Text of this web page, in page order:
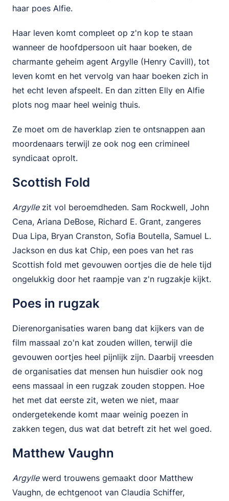
haar poes Alfie.
Haar leven komt compleet op z'n kop te staan
wanneer de hoofdpersoon uit haar boeken, de
charmante geheim agent Argylle (Henry Cavill), tot
leven komt en het vervolg van haar boeken zich in
het echt leven afspeelt. En dan zitten Elly en Alfie
plots nog maar heel weinig thuis.
Ze moet om de haverklap zien te ontsnappen aan
moordenaars terwijl ze ook nog een crimineel
syndicaat oprolt.
Scottish Fold
Argyllezit vol beroemdheden. Sam Rockwell, John
Cena, Ariana DeBose, Richard E. Grant, zangeres
Dua Lipa, Bryan Cranston, Sofia Boutella, Samuel L.
Jackson en dus kat Chip, een poes van het ras
Scottish fold met gevouwen oortjes die de hele tijd
ongelukkig door het raampje van z'n rugzakje kijkt.
Poes in rugzak
Dierenorganisaties waren bang dat kijkers van de
film massaal zo'n kat zouden willen, terwijl die
gevouwen oortjes heel pijnlijk zijn. Daarbij vreesden
de organisaties dat mensen hun huisdier ook nog
eens massaal in een rugzak zouden stoppen. Hoe
het met dat eerste zit, weten we niet, maar
ondergetekende komt maar weinig poezen in
zakken tegen, dus wat dat betreft zit het wel goed.
Matthew Vaughn
Argyllewerd trouwens gemaakt door Matthew
Vaughn, de echtgenoot van Claudia Schiffer,